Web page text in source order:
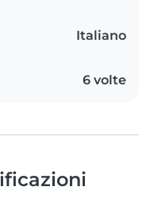
Italiano
6 volte